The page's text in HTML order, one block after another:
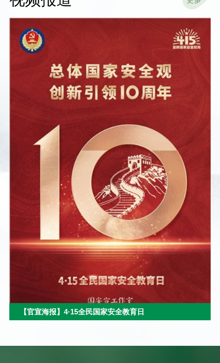
【官宣海报】4·15全民国家安全教育日